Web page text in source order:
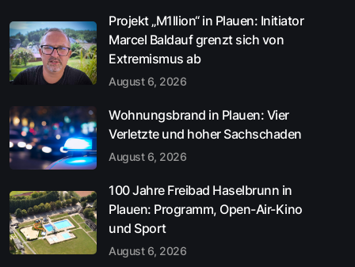
Projekt „M1llion“ in Plauen: Initiator
Marcel Baldauf grenzt sich von
Extremismus ab
August 6, 2026
Wohnungsbrand in Plauen: Vier
Verletzte und hoher Sachschaden
August 6, 2026
100 Jahre Freibad Haselbrunn in
Plauen: Programm, Open-Air-Kino
und Sport
August 6, 2026